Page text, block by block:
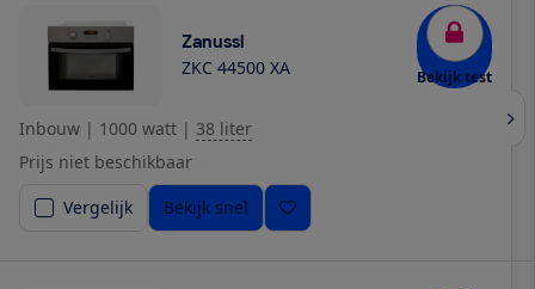
Zanussi
ZKC 44500 XA Bekijk test
Inbouw | 1000 watt | 38 liter
Prijs niet beschikbaar
Vergelijk
Bekijk snel